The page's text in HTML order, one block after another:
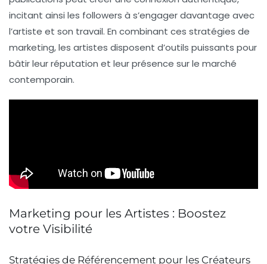
incitant ainsi les followers à s’engager davantage avec
l’artiste et son travail. En combinant ces stratégies de
marketing, les artistes disposent d’outils puissants pour
bâtir leur réputation et leur présence sur le marché
contemporain.
Marketing pour les Artistes : Boostez
votre Visibilité
Stratégies de Référencement pour les Créateurs